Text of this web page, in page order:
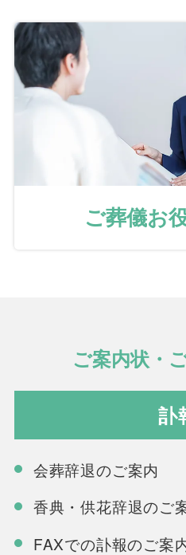
ご葬儀お
ご案内状・
訃
会葬辞退のご案内
香典・供花辞退のご
FAXでの訃報のご案